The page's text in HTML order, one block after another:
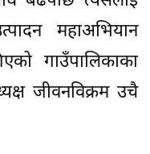
महाअभियान
गाउँपालिकाका
जीवनविक्रम उचै